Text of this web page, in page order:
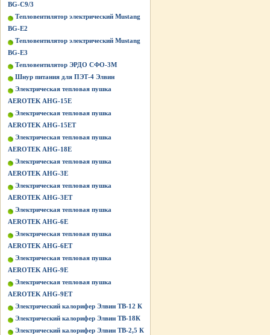
BG-C9/3
Тепловентилятор электрический Mustang
BG-Е2
Тепловентилятор электрический Mustang
BG-Е3
Тепловентилятор ЭРДО СФО-3М
Шнур питания для ПЭТ-4 Элвин
Электрическая тепловая пушка
AEROTEK AHG-15E
Электрическая тепловая пушка
AEROTEK AHG-15ET
Электрическая тепловая пушка
AEROTEK AHG-18E
Электрическая тепловая пушка
AEROTEK AHG-3E
Электрическая тепловая пушка
AEROTEK AHG-3ET
Электрическая тепловая пушка
AEROTEK AHG-6E
Электрическая тепловая пушка
AEROTEK AHG-6ET
Электрическая тепловая пушка
AEROTEK AHG-9E
Электрическая тепловая пушка
AEROTEK AHG-9ET
Электрический калорифер Элвин ТВ-12 К
Электрический калорифер Элвин ТВ-18К
Электрический калорифер Элвин ТВ-2,5 К